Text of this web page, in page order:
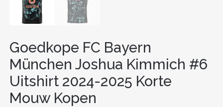
Goedkope FC Bayern
München Joshua Kimmich #6
Uitshirt 2024-2025 Korte
Mouw Kopen